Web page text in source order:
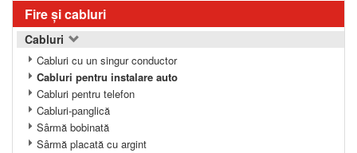
Fire şi cabluri
Cabluri
Cabluri cu un singur conductor
Cabluri pentru instalare auto
Cabluri pentru telefon
Cabluri-panglică
Sârmă bobinată
Sârmă placată cu argint